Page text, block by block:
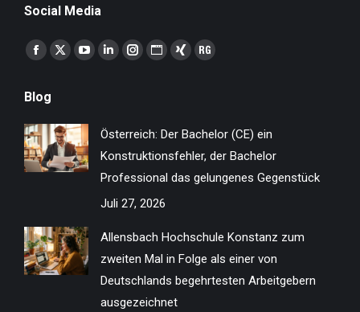
Social Media
Finden Sie uns auf:
Facebook
opens
in
new
window
X
in
new
window
YouTube
in
new
window
Linkedin
new
window
Instagram
new
window
Website
new
window
XING
new
window
ResearchGate
new
window
Blog
Österreich: Der Bachelor (CE) ein
Konstruktionsfehler, der Bachelor
Professional das gelungenes Gegenstück
Juli 27, 2026
Allensbach Hochschule Konstanz zum
zweiten Mal in Folge als einer von
Deutschlands begehrtesten Arbeitgebern
ausgezeichnet